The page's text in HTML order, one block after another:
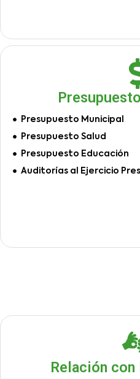
Presupuesto Municipal
Presupuesto Salud
Presupuesto Educación
Auditorías al Ejercicio
Relación con